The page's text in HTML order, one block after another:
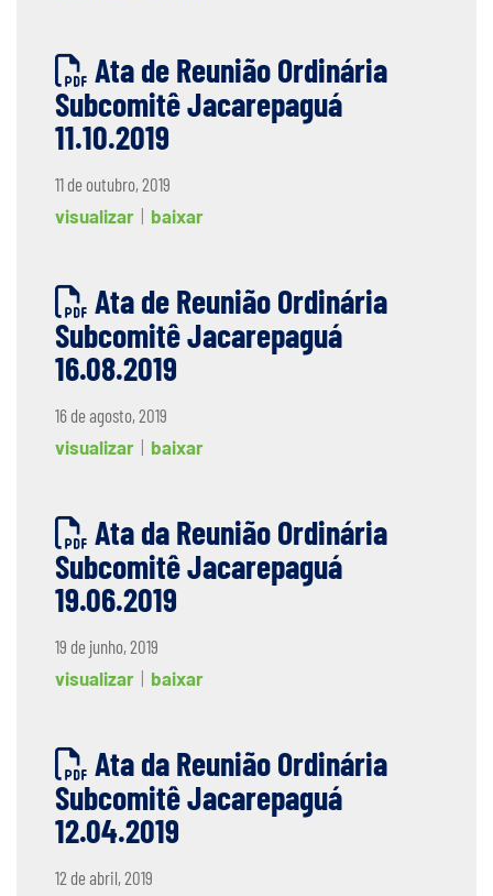
Ata de Reunião Ordinária
Subcomitê Jacarepaguá
11.10.2019
11 de outubro, 2019
visualizar
baixar
Ata de Reunião Ordinária
Subcomitê Jacarepaguá
16.08.2019
16 de agosto, 2019
visualizar
baixar
Ata da Reunião Ordinária
Subcomitê Jacarepaguá
19.06.2019
19 de junho, 2019
visualizar
baixar
Ata da Reunião Ordinária
Subcomitê Jacarepaguá
12.04.2019
12 de abril, 2019